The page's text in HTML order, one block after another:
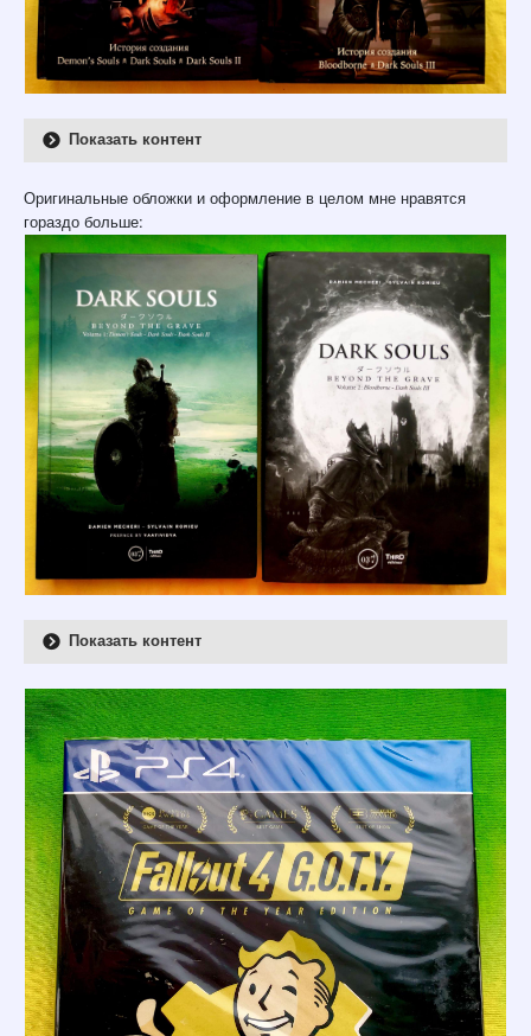
Показать контент
Оригинальные обложки и оформление в целом мне нравятся
гораздо больше:
Показать контент